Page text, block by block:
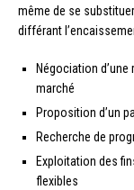
même de se
différant
Négociation
marché
Proposition d’un
Recherche de
Exploitation des
flexibles